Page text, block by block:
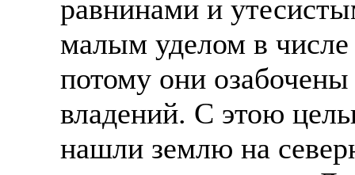
равнинами и
малым уделом в
потому они
владений. С этою
нашли землю на